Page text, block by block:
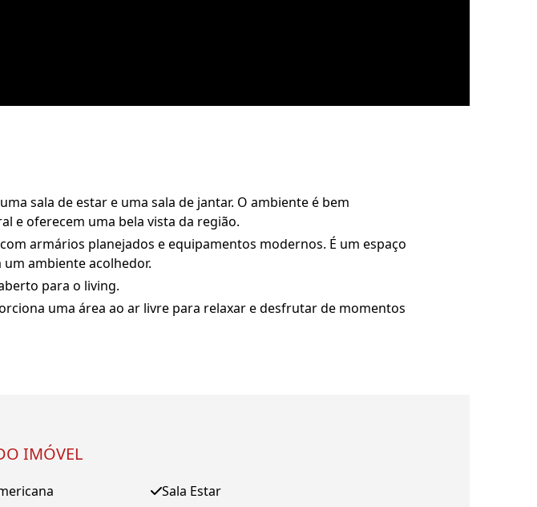
sala de estar e uma sala de jantar. O ambiente é bem
e oferecem uma bela vista da região.
armários planejados e equipamentos modernos. É um espaço
ambiente acolhedor.
para o living.
uma área ao ar livre para relaxar e desfrutar de momentos
IMÓVEL
Sala Estar